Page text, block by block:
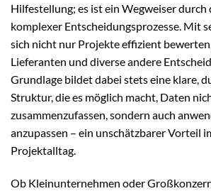
Hilfestellung; es ist ein Wegweiser durch
komplexer Entscheidungsprozesse. Mit
sich nicht nur Projekte effizient
Lieferanten und diverse andere
Grundlage bildet dabei stets eine klare,
Struktur, die es möglich macht, Daten
zusammenzufassen, sondern auch
anzupassen – ein unschätzbarer Vorteil
Projektalltag.
Ob Kleinunternehmen oder